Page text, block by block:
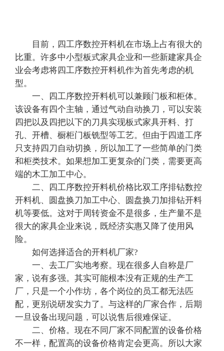
目前，四工序数控开料机在市场上占有很大的
比重。许多中小型板式家具企业和一些新建家具企
业会考虑将四工序数控开料机作为首先考虑的机
型。
一、四工序数控开料机可以兼顾门板和柜体。
该设备有四个主轴，通过气动自动换刀，可以安装
四把以及四把以下的刀具实现板式家具开料、打
孔、开槽、橱柜门板铣型等工艺。但由于四道工序
只支持四刀自动切换，所以加工了一些简单的门类
和柜类技术。如果想加工更复杂的门类，需要更高
端的木工加工中心。
二、四工序数控开料机价格比双工序排钻数控
开料机、圆盘换刀加工中心、圆盘换刀加排钻开料
机等要低。这对于周转资金不是很多，生产量不是
很大的家具企业来说，既经济实惠又降了使用风
险。
如何选择适合的开料机厂家?
一、去工厂实地考察。现在很多人自称是厂
家，说有多强。其实可能根本没有正规的生产工
厂，只是一个小作坊，各个岗位的员工都无法匹
配，更别说研发实力了。与这样的厂家合作，后期
一旦设备出现问题，可以说售后很难保证。
二、价格。现在不同厂家不同配置的设备价格
不一样，配置高的设备价格肯定会更高。所以大家